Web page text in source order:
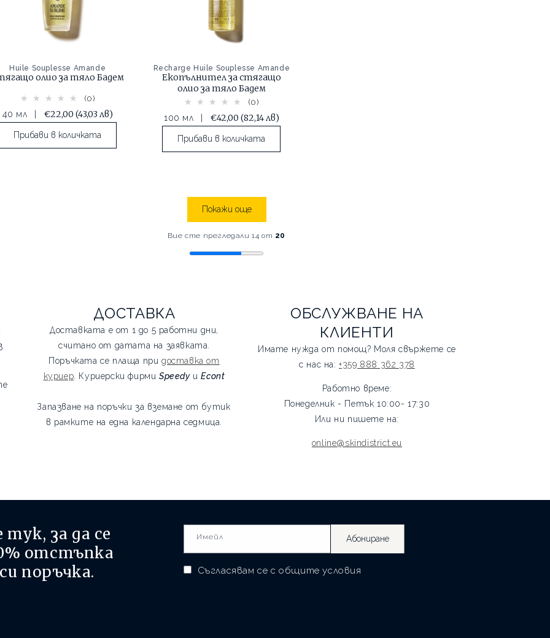
Huile Souplesse Amande
олио за тяло Бадем
(0)
40 мл | €22,00 (43,03 лв)
Прибави в количката
Recharge Huile Souplesse Amande
Екопълнител за стягащо
олио за тяло Бадем
(0)
100 мл | €42,00 (82,14 лв)
Прибави в количката
Покажи още
Вие сте прегледали 14 от 20
ДОСТАВКА
Доставката е от 1 до 5 работни дни,
считано от датата на заявката.
Поръчката се плаща придоставка от
куриер . Куриерски фирми Speedy иEcont
Запазване на поръчки за вземане от бутик
в рамките на една календарна седмица.
ОБСЛУЖВАНЕ НА
КЛИЕНТИ
Имате нужда от помощ? Моля свържете се
с нас на:+359 888 362 378
Работно време:
Понеделник - Петък 10:00- 17:30
Или ни пишете на:
online@skindistrict.eu
за да се
отстъпка
поръчка.
Имейл Абониране
Съгласявам се собщите условия